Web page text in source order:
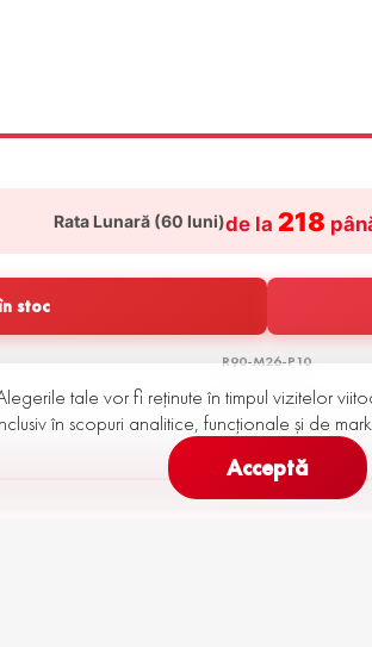
tale vor fi reținute în timpul vizitelor
în scopuri analitice, funcționale și de
Acceptă
funcție de versiune)
interval fix în multe planuri)
Rata Lunară (60 luni)de la 218
stoc
R90-M26-P10